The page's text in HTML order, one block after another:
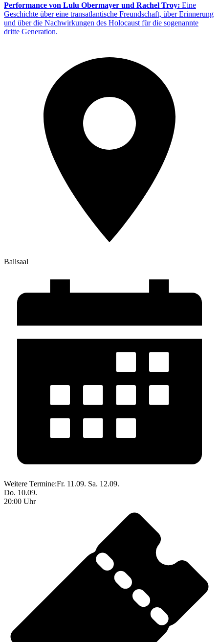
Performance von Lulu Obermayer und Rachel Troy: Eine
Geschichte über eine transatlantische Freundschaft, über Erinnerung
und über die Nachwirkungen des Holocaust für die sogenannte
dritte Generation.
Ballsaal
Weitere Termine:Fr. 11.09. Sa. 12.09.
Do. 10.09.
20:00 Uhr